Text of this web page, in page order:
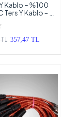
Kablo – %100
Ters Y Kablo – 2
Y Kablo – 1
357,47 TL